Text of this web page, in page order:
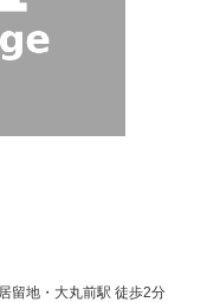
留地・大丸前駅 徒歩2分